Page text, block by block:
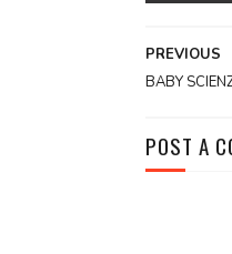
PREVIOUS
BABY
POST A